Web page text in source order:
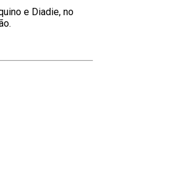
e Diadie, no